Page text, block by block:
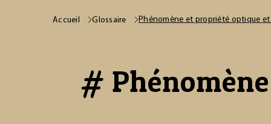
Accueil Glossaire Phénomène et propriété optique
#